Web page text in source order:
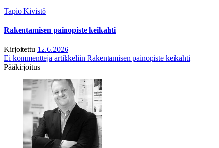
Tapio Kivistö
Rakentamisen painopiste keikahti
Kirjoitettu 12.6.2026
Ei kommentteja artikkeliin Rakentamisen painopiste keikahti
Pääkirjoitus